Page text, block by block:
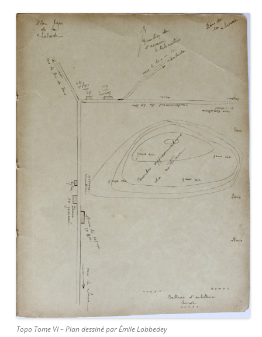
Topo Tome VI – Plan dessiné par Émile Lobbedey